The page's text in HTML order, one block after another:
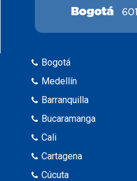
Bogotá
Medellín
Barranquilla
Bucaramanga
Cali
Cartagena
Cúcuta